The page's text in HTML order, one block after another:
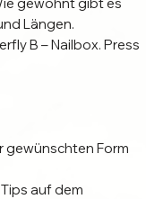
Längen.
B – Nailbox. Press
gewünschten Form
auf dem